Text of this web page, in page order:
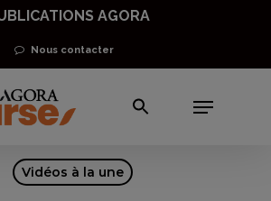
AGORA
Nous contacter
Menu
Vidéos à la une